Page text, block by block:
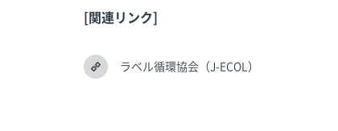
[関連リンク]
ラベル循環協会（J-ECOL）